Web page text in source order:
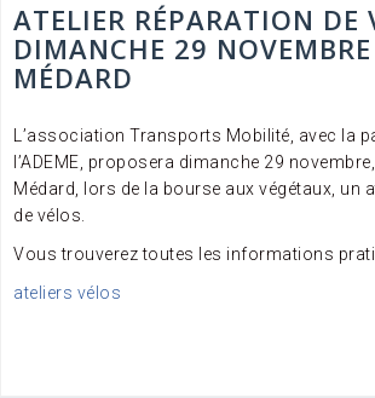
ATELIER RÉPARATION DE
DIMANCHE 29
MÉDARD
L’association Transports Mobilité, avec la
l’ADEME, proposera dimanche 29
Médard, lors de la bourse aux végétaux, un
de vélos.
Vous trouverez toutes les informations
ateliers vélos